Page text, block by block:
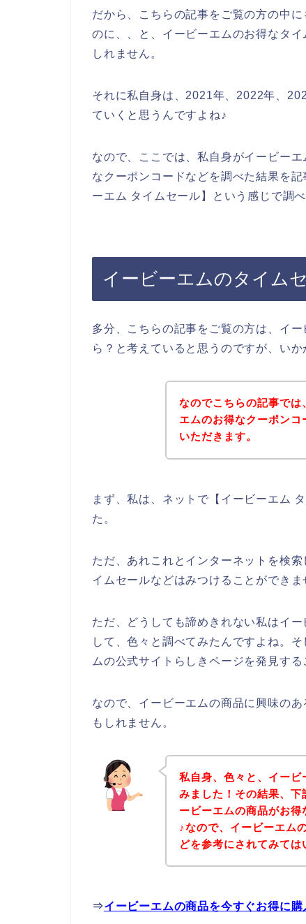
だから、こちらの記事をご覧の方の中
のに、、と、イービーエムのお得なタ
しれません。
それに私自身は、2021年、2022年、
ていくと思うんですよね♪
なので、ここでは、私自身がイービー
なクーポンコードなどを調べた結果を
ーエム タイムセール】という感じで調
イービーエムのタイム
多分、こちらの記事をご覧の方は、イ
ら？と考えていると思うのですが、いか
なのでこちらの記事で
エムのお得なクーポン
いただきます。
まず、私は、ネットで【イービーエム
た。
ただ、あれこれとインターネットを検
イムセールなどはみつけることができま
ただ、どうしても諦めきれない私はイ
して、色々と調べてみたんですよね。
ムの公式サイトらしきページを発見す
なので、イービーエムの商品に興味の
もしれません。
私自身、色々と、イー
みました！その結果、下
ービーエムの商品がお
♪なので、イービーエム
どを参考にされてみては
⇒イービーエムの商品を今すぐお得に